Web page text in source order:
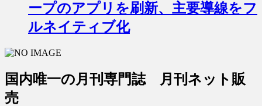
ープのアプリを刷新、主要導線をフ
ルネイティブ化
国内唯一の月刊専門誌 月刊ネット販
売